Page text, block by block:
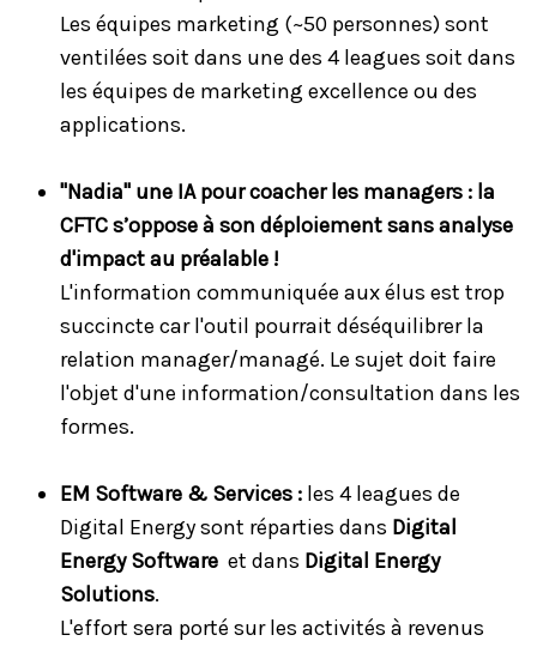
Les équipes marketing (~50 personnes) sont
ventilées soit dans une des 4 leagues soit dans
les équipes de marketing excellence ou des
applications.
''Nadia" une IA pour coacher les managers : la
CFTC s’oppose à son déploiement sans analyse
d'impact au préalable !
L'information communiquée aux élus est trop
succincte car l'outil pourrait déséquilibrer la
relation manager/managé. Le sujet doit faire
l'objet d'une information/consultation dans les
formes.
EM Software & Services : les 4 leagues de
Digital Energy sont réparties dans Digital
Energy Software et dans Digital Energy
Solutions.
L'effort sera porté sur les activités à revenus